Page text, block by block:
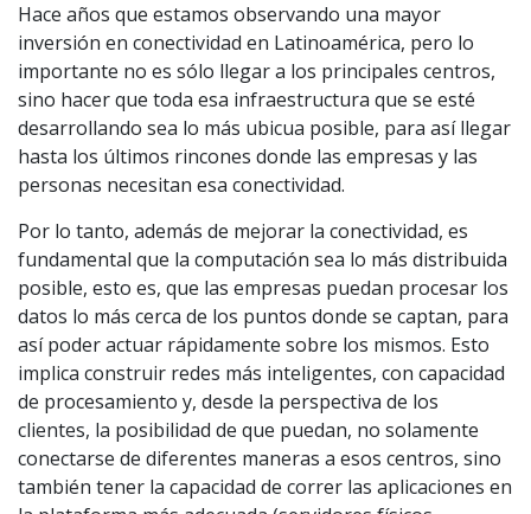
Hace años que estamos observando una mayor
inversión en conectividad en Latinoamérica, pero lo
importante no es sólo llegar a los principales centros,
sino hacer que toda esa infraestructura que se esté
desarrollando sea lo más ubicua posible, para así llegar
hasta los últimos rincones donde las empresas y las
personas necesitan esa conectividad.
Por lo tanto, además de mejorar la conectividad, es
fundamental que la computación sea lo más distribuida
posible, esto es, que las empresas puedan procesar los
datos lo más cerca de los puntos donde se captan, para
así poder actuar rápidamente sobre los mismos. Esto
implica construir redes más inteligentes, con capacidad
de procesamiento y, desde la perspectiva de los
clientes, la posibilidad de que puedan, no solamente
conectarse de diferentes maneras a esos centros, sino
también tener la capacidad de correr las aplicaciones en